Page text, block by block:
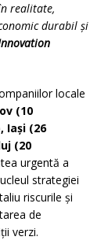
realitate,
durabil și
locale
(10
Iași (26
(20
urgentă a
strategiei
riscurile și
de
verzi.